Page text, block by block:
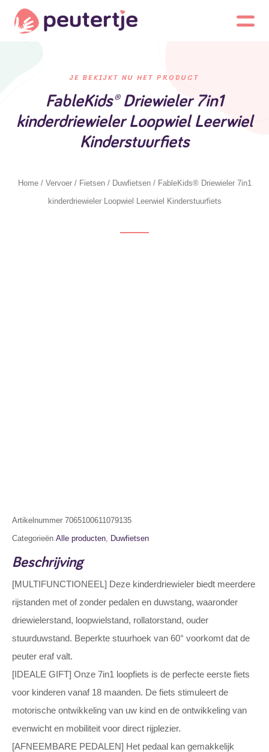
JE BEKIJKT NU HET PRODUCT
FableKids® Driewieler 7in1
kinderdriewieler Loopwiel Leerwiel
Kinderstuurfiets
Home/ Vervoer/ Fietsen/ Duwfietsen/ FableKids® Driewieler 7in1
kinderdriewieler Loopwiel Leerwiel Kinderstuurfiets
Artikelnummer 7065100611079135
Categorieën Alle producten, Duwfietsen
Beschrijving
[MULTIFUNCTIONEEL] Deze kinderdriewieler biedt meerdere
rijstanden met of zonder pedalen en duwstang, waaronder
driewielerstand, loopwielstand, rollatorstand, ouder
stuurduwstand. Beperkte stuurhoek van 60° voorkomt dat de
peuter eraf valt.
[IDEALE GIFT] Onze 7in1 loopfiets is de perfecte eerste fiets
voor kinderen vanaf 18 maanden. De fiets stimuleert de
motorische ontwikkeling van uw kind en de ontwikkeling van
evenwicht en mobiliteit voor direct rijplezier.
[AFNEEMBARE PEDALEN] Het pedaal kan gemakkelijk